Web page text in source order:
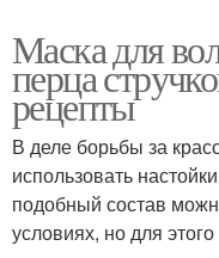
Маска для
перца
рецепты
В деле борьбы за
использовать
подобный состав
условиях, но для